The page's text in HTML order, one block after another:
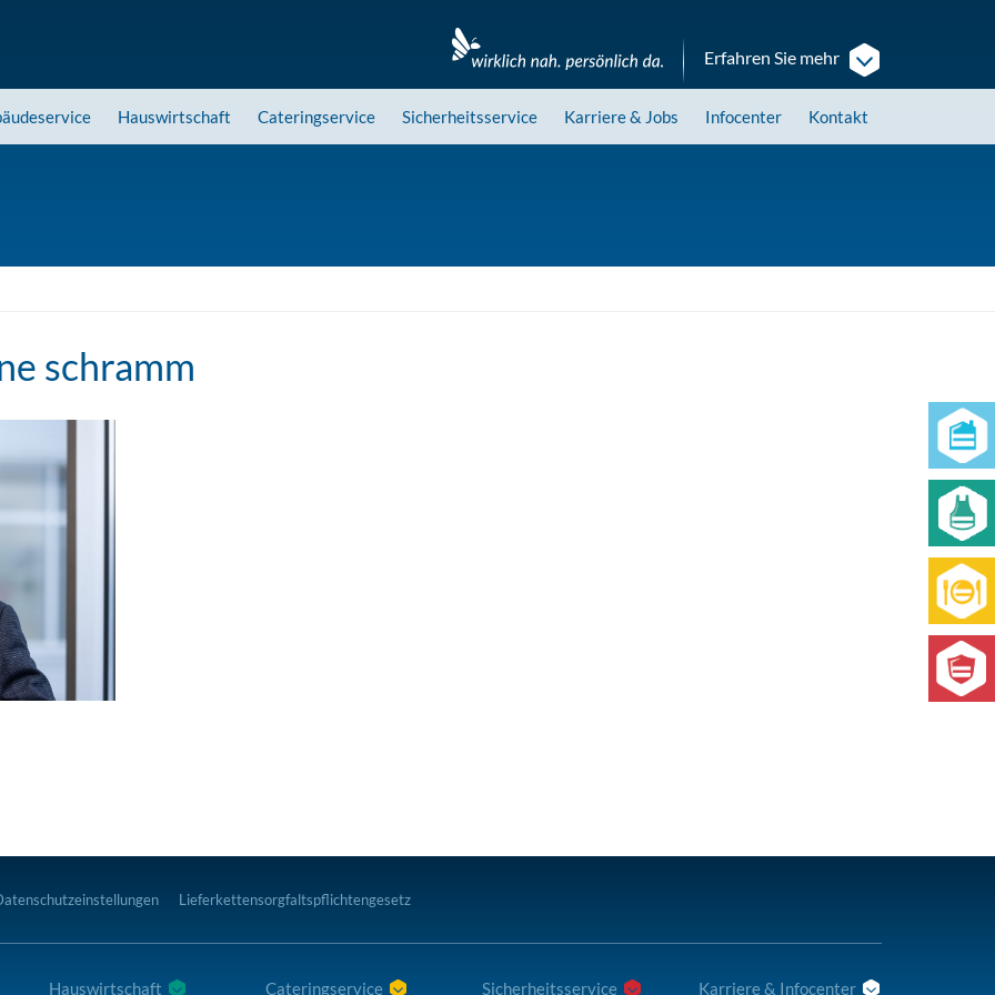
Erfahren Sie mehr
Hauswirtschaft Cateringservice Sicherheitsservice Karriere& Jobs Infocenter Kontakt
schramm
Lieferkettensorgfaltspflichtengesetz
Hauswirtschaft Cateringservice Sicherheitsservice Karriere & Infocenter